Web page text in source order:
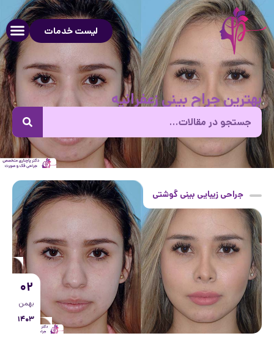
لیست خدمات
بهترین جراح بینی زعفرانیه
جراحی زیبایی بینی گوشتی
۰۲
بهمن
۱۴۰۳